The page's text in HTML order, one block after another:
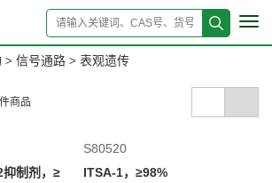
> 信号通路 > 表观遗传
件商品
制剂，≥
S80520
ITSA-1，≥98%